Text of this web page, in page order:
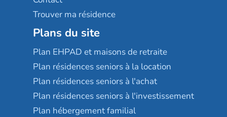
Trouver ma résidence
Plans du site
Plan EHPAD et maisons de retraite
Plan résidences seniors à la location
Plan résidences seniors à l'achat
Plan résidences seniors à l'investissement
Plan hébergement familial